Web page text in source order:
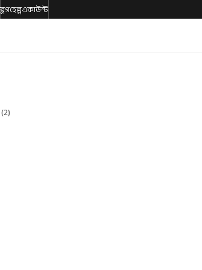
ব্লগহেল্পএকাউন্ট
(2)